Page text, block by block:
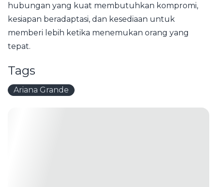
hubungan yang kuat membutuhkan kompromi,
kesiapan beradaptasi, dan kesediaan untuk
memberi lebih ketika menemukan orang yang
tepat.
Tags
Ariana Grande